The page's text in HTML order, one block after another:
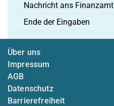
Nachricht ans Finanzamt
Ende der Eingaben
Über uns
Impressum
AGB
Datenschutz
Barrierefreiheit